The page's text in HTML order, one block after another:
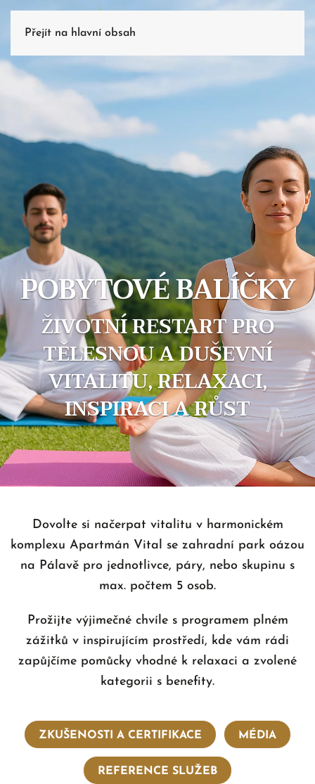
Přejít na hlavní obsah
POBYTOVÉ BALÍČKY
ŽIVOTNÍ RESTART PRO
TĚLESNOU A DUŠEVNÍ
VITALITU, RELAXACI,
INSPIRACI A RŮST
Dovolte si načerpat vitalitu v harmonickém
komplexu Apartmán Vital se zahradní park oázou
na Pálavě pro jednotlivce, páry, nebo skupinu s
max. počtem 5 osob.
Prožijte výjimečné chvíle s programem plném
zážitků v inspirujícím prostředí, kde vám rádi
zapůjčíme pomůcky vhodné k relaxaci a zvolené
kategorii s benefity.
ZKUŠENOSTI A CERTIFIKACE MÉDIA
REFERENCE SLUŽEB